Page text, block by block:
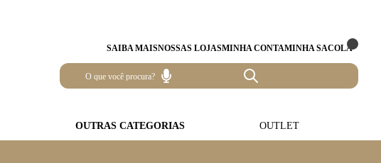
SAIBA MAISNOSSAS LOJASMINHA CONTAMINHA SACOLA
OUTRAS CATEGORIAS OUTLET